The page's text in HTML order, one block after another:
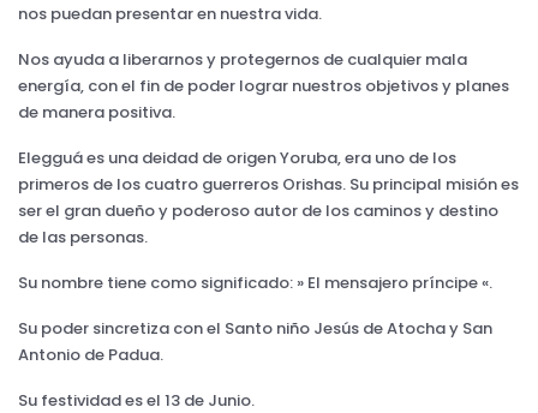
nos puedan presentar en nuestra vida.
Nos ayuda a liberarnos y protegernos de cualquier mala
energía, con el fin de poder lograr nuestros objetivos y planes
de manera positiva.
Elegguá es una deidad de origen Yoruba, era uno de los
primeros de los cuatro guerreros Orishas. Su principal misión es
ser el gran dueño y poderoso autor de los caminos y destino
de las personas.
Su nombre tiene como significado: » El mensajero príncipe «.
Su poder sincretiza con el Santo niño Jesús de Atocha y San
Antonio de Padua.
Su festividad es el 13 de Junio.